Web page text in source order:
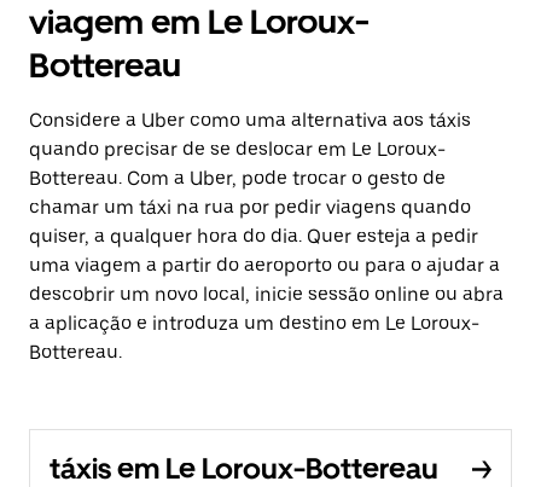
viagem em Le Loroux-
Bottereau
Considere a Uber como uma alternativa aos táxis
quando precisar de se deslocar em Le Loroux-
Bottereau. Com a Uber, pode trocar o gesto de
chamar um táxi na rua por pedir viagens quando
quiser, a qualquer hora do dia. Quer esteja a pedir
uma viagem a partir do aeroporto ou para o ajudar a
descobrir um novo local, inicie sessão online ou abra
a aplicação e introduza um destino em Le Loroux-
Bottereau.
táxis em Le Loroux-Bottereau